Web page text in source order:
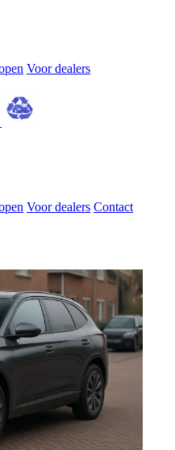
Voor dealers
Voor dealers Contact